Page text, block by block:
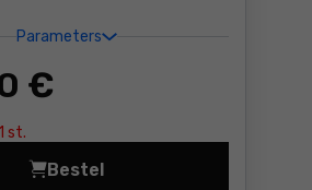
Parameters
€
1 st.
Bestel
Boorhamer Dedra